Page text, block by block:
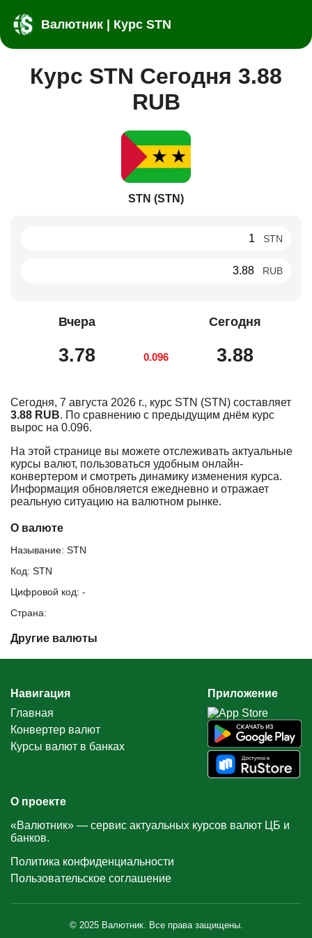
Валютник | Курс STN
Курс STN Сегодня 3.88
RUB
STN (STN)
STN
RUB
Вчера
3.78 0.096
Сегодня
3.88
Сегодня, 7 августа 2026 г., курс STN (STN) составляет
3.88 RUB. По сравнению с предыдущим днём курс
вырос на 0.096.
На этой странице вы можете отслеживать актуальные
курсы валют, пользоваться удобным онлайн-
конвертером и смотреть динамику изменения курса.
Информация обновляется ежедневно и отражает
реальную ситуацию на валютном рынке.
О валюте
Называние: STN
Код: STN
Цифровой код: -
Страна:
Другие валюты
Навигация
Главная
Конвертер валют
Курсы валют в банках
Приложение
О проекте
«Валютник» — сервис актуальных курсов валют ЦБ и
банков.
Политика конфиденциальности
Пользовательское соглашение
© 2025 Валютник. Все права защищены.